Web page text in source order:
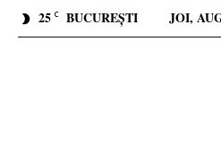
25 C BUCUREȘTI JOI,